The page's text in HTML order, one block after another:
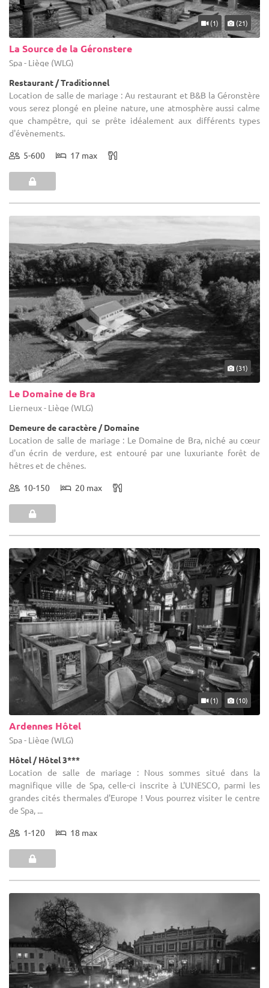
(1) (21)
La Source de la Géronstere
Spa - Liège (WLG)
Restaurant / Traditionnel
Location de salle de mariage : Au restaurant et B&B la Géronstère
vous serez plongé en pleine nature, une atmosphère aussi calme
que champêtre, qui se prête idéalement aux différents types
d'évènements.
5-600 17 max
(31)
Le Domaine de Bra
Lierneux - Liège (WLG)
Demeure de caractère / Domaine
Location de salle de mariage : Le Domaine de Bra, niché au cœur
d'un écrin de verdure, est entouré par une luxuriante forêt de
hêtres et de chênes.
10-150 20 max
(1) (10)
Ardennes Hôtel
Spa - Liège (WLG)
Hôtel / Hôtel 3***
Location de salle de mariage : Nous sommes situé dans la
magnifique ville de Spa, celle-ci inscrite à L'UNESCO, parmi les
grandes cités thermales d'Europe ! Vous pourrez visiter le centre
de Spa, ...
1-120 18 max